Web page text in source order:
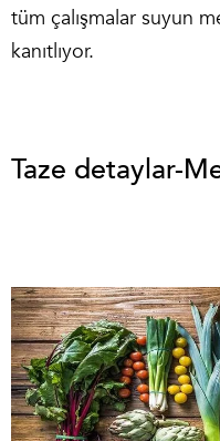
tüm çalışmalar suyun
kanıtlıyor.
Taze detaylar-